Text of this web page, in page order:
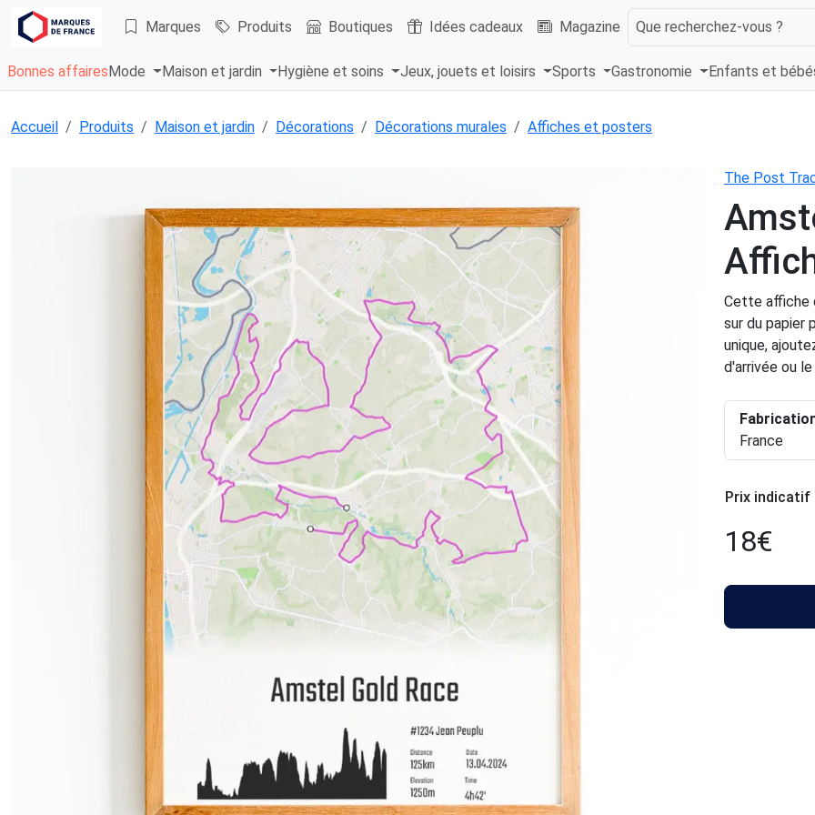
Marques Produits Boutiques Idées cadeaux Magazine Que recherchez-vous ?
Bonnes affaires Mode Maison et jardin Hygiène et soins Jeux, jouets et loisirs Sports Gastronomie Enfants et
Accueil Produits Maison et jardin Décorations Décorations murales Affiches et posters
The Post
Cette affiche
sur du papier
unique,
d'arrivée ou
France
Prix indicatif
18€